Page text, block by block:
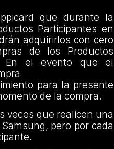
que durante la
Participantes en
adquirirlos con cero
de los Productos
En el evento que el
para la presente
de la compra.
veces que realicen una
pero por cada